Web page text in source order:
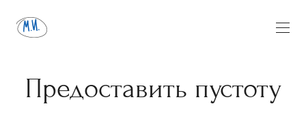
Предоставить пустоту